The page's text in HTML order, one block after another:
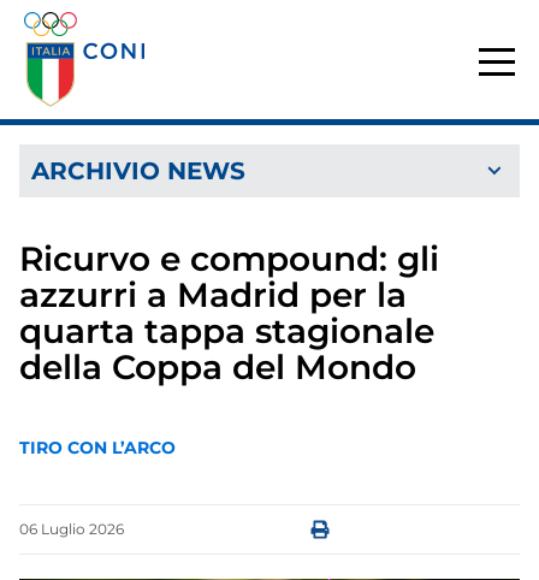
Ricurvo e compound: gli
azzurri a Madrid per la
quarta tappa stagionale
della Coppa del Mondo
TIRO CON L’ARCO
06 Luglio 2026
ARCHIVIO NEWS